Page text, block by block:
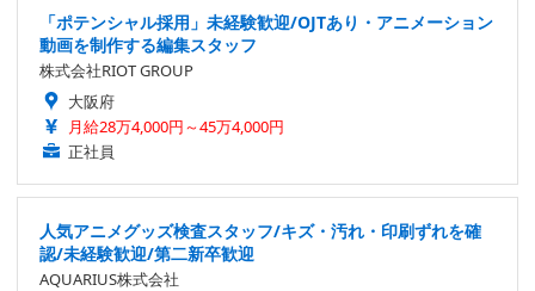
「ポテンシャル採用」未経験歓迎/OJTあり・アニメーション
動画を制作する編集スタッフ
株式会社RIOT GROUP
大阪府
月給28万4,000円～45万4,000円
正社員
人気アニメグッズ検査スタッフ/キズ・汚れ・印刷ずれを確
認/未経験歓迎/第二新卒歓迎
AQUARIUS株式会社